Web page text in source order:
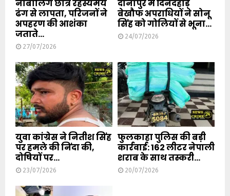
नाबालिग छात्र रहस्यमय
ढंग से लापता, परिजनों ने
अपहरण की आशंका
जताते...
27/07/2026
दानापुर में दिनदहाड़े
बेखौफ अपराधियों ने सोनू
सिंह को गोलियों से भूना...
24/07/2026
युवा कांग्रेस ने नितीश सिंह
पर हमले की निंदा की,
दोषियों पर...
23/07/2026
फुलकाहा पुलिस की बड़ी
कार्रवाई: 162 लीटर नेपाली
शराब के साथ तस्करी...
20/07/2026